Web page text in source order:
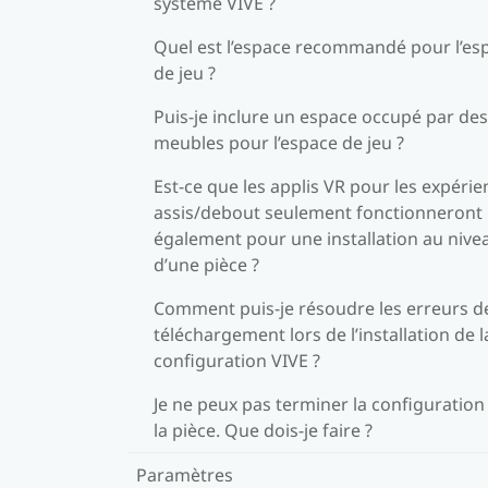
Quel est l’espace recommandé pour
de jeu ?
Puis-je inclure un espace occupé par des
meubles pour l’espace de jeu ?
Est-ce que les applis VR pour les
assis/debout seulement fonctionneront
également pour une installation au
d’une pièce ?
Comment puis-je résoudre les erreurs
téléchargement lors de l’installation de
configuration VIVE ?
Je ne peux pas terminer la
la pièce. Que dois-je faire ?
Paramètres